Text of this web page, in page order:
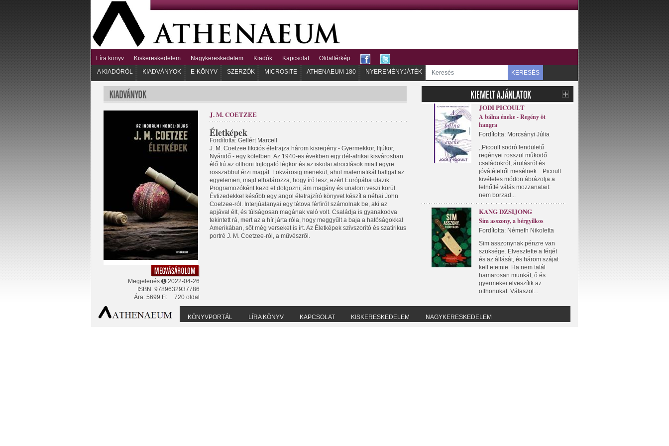
Líra könyv Kiskereskedelem Nagykereskedelem Kiadók Kapcsolat
Oldaltérkép
A KIADÓRÓL
KIADVÁNYOK E-KÖNYV SZERZŐK MICROSITE ATHENAEUM 180 NYEREMÉNYJÁTÉK KERESÉS
Megjelenés:
2022-04-26
ISBN: 9789632937786
720 oldal
Ára: 5699 Ft
J. M. COETZEE
Életképek
Fordította: Gellért Marcell
J. M. Coetzee fikciós életrajza három kisregény - Gyermekkor, Ifjúkor,
Nyáridő - egy kötetben. Az 1940-es években egy dél-afrikai kisvárosban
élő fiú az otthoni fojtogató légkör és az iskolai atrocitások miatt egyre
rosszabbul érzi magát. Fokvárosig menekül, ahol matematikát hallgat az
egyetemen, majd elhatározza, hogy író lesz, ezért Európába utazik.
Programozóként kezd el dolgozni, ám magány és unalom veszi körül.
Évtizedekkel később egy angol életrajzíró könyvet készít a néhai John
Coetzee-ról. Interjúalanyai egy tétova férfiról számolnak be, aki az
apjával élt, és túlságosan magának való volt. Családja is gyanakodva
tekintett rá, mert az a hír járta róla, hogy meggyűlt a baja a hatóságokkal
Amerikában, sőt még verseket is írt. Az Életképek szívszorító és szatirikus
portré J. M. Coetzee-ról, a művészről.
JODI PICOULT
A bálna éneke - Regény öt
hangra
Fordította: Morcsányi Júlia
,,Picoult sodró lendületű
regényei rosszul működő
családokról, árulásról és
jóvátételről mesélnek... Picoult
kivételes módon ábrázolja a
felnőtté válás mozzanatait:
nem borzad...
KANG DZSIJONG
Sim asszony, a bérgyilkos
Fordította: Németh Nikoletta
Sim asszonynak pénzre van
szüksége. Elvesztette a férjét
és az állását, és három szájat
kell etetnie. Ha nem talál
hamarosan munkát, ő és
gyermekei elveszítik az
otthonukat. Válaszol...
KÖNYVPORTÁL LÍRA KÖNYV KAPCSOLAT KISKERESKEDELEM NAGYKERESKEDELEM